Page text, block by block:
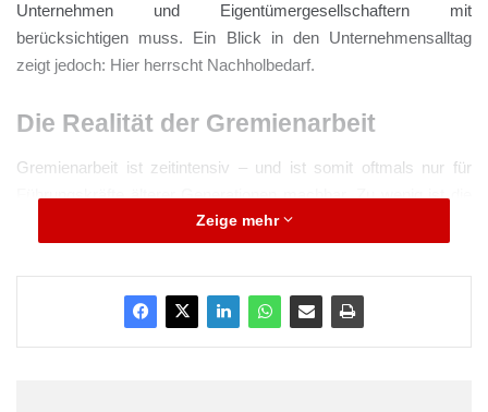
Unternehmen und Eigentümergesellschaftern mit
berücksichtigen muss. Ein Blick in den Unternehmensalltag
zeigt jedoch: Hier herrscht Nachholbedarf.
Die Realität der Gremienarbeit
Gremienarbeit ist zeitintensiv – und ist somit oftmals nur für
Führungskräfte älterer Generationen machbar. Zu wenig ist die
Zusammensetzung des Gremiums basierend auf markt- und
organisationsseitig benötigten Fähigkeiten definiert und
erschließt sich auch nicht immer sofort über erfolgsrelevante
Gesichtspunkte. Zudem findet sich immer noch ein
beträchtlicher Anteil parteiisch besetzter Positionen. Das verleiht
Zeige mehr